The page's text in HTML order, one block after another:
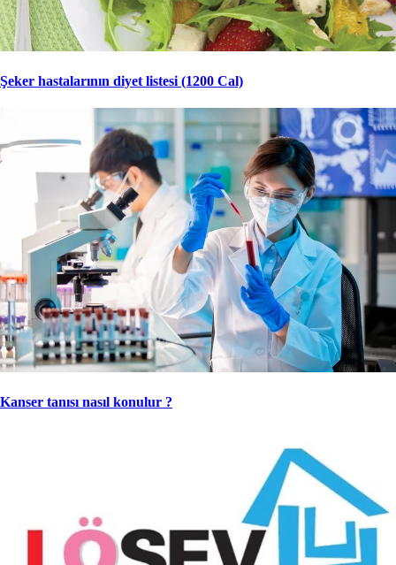
Şeker hastalarının diyet listesi (1200 Cal)
Kanser tanısı nasıl konulur ?